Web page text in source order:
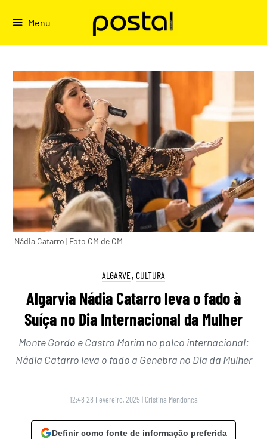
Menu
Nádia Catarro | Foto CM de CM
ALGARVE, CULTURA
Algarvia Nádia Catarro leva o fado à
Suíça no Dia Internacional da Mulher
Monte Gordo e Castro Marim no palco internacional:
Nádia Catarro leva o fado a Genebra no Dia da Mulher
12:48 28 Fevereiro, 2025 | Cristina Mendonça
Definir como fonte de informação preferida